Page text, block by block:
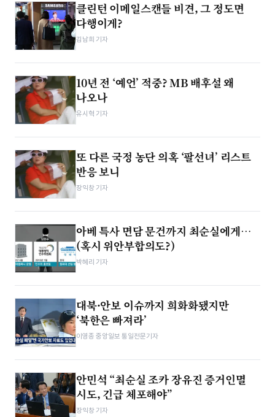
클린턴 이메일스캔들 비견, 그 정도면
다행이게?
김남희 기자
10년 전 ‘예언’ 적중? MB 배후설 왜
나오나
유시혁 기자
또 다른 국정 농단 의혹 ‘팔선녀’ 리스트
반응 보니
장익창 기자
아베 특사 면담 문건까지 최순실에게…
(혹시 위안부합의도?)
박혜리 기자
대북·안보 이슈까지 희화화됐지만
‘북한은 빠져라’
이영종 중앙일보 통일전문기자
안민석 “최순실 조카 장유진 증거인멸
시도, 긴급 체포해야”
장익창 기자